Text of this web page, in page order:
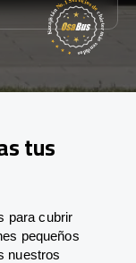
tus
para cubrir
pequeños
nuestros